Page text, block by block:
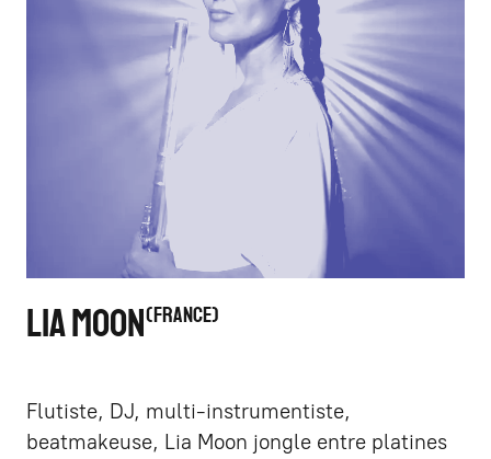
LIA MOON FRANCE
Flutiste, DJ, multi-instrumentiste,
beatmakeuse, Lia Moon jongle entre platines